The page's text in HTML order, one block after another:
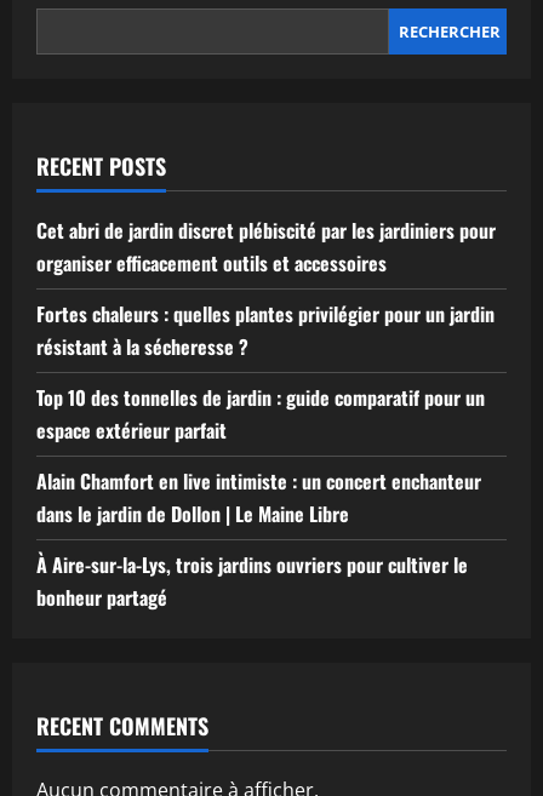
?
RECHERCHER
RECENT POSTS
Cet abri de jardin discret plébiscité par les jardiniers pour
organiser efficacement outils et accessoires
Fortes chaleurs : quelles plantes privilégier pour un jardin
résistant à la sécheresse ?
Top 10 des tonnelles de jardin : guide comparatif pour un
espace extérieur parfait
Alain Chamfort en live intimiste : un concert enchanteur
dans le jardin de Dollon | Le Maine Libre
À Aire-sur-la-Lys, trois jardins ouvriers pour cultiver le
bonheur partagé
RECENT COMMENTS
Aucun commentaire à afficher.